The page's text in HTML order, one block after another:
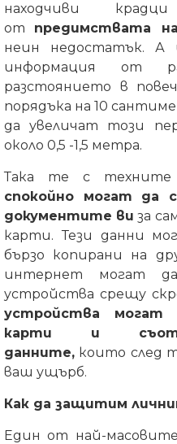
находчиви
от предимствата
неин недостатък. А
информация от
разстоянието в
порядъка на 10
да увеличат този
около 0,5 -1,5 метра.
Така те с техните
спокойно могат да
документите ви за
карти. Тези данни
бързо копирани на
интернет могат
устройства срещу
устройства
карти и
данните, които след
ваш ущърб.
Как да защитим
Един от най-